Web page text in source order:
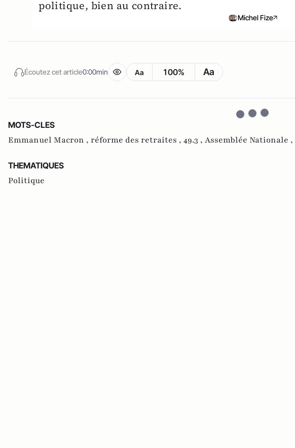
politique, bien au contraire.
Michel Fize
Écoutez cet article0:00min Aa 100% Aa
MOTS-CLES
Emmanuel Macron , réforme des retraites , 49.3 , Assemblée Nationale ,
THEMATIQUES
Politique